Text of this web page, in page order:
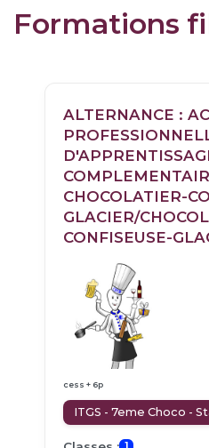
Formations
ALTERNANCE :
CHOCOLATIER-
GLACIER/
CONFISEUSE-
cess + 6p
ITGS - 7eme Choco -